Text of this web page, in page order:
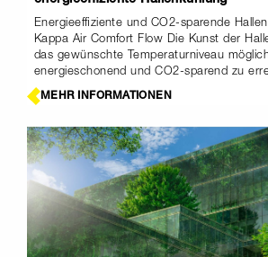
Energieeffiziente und CO2-sparende
Kappa Air Comfort Flow Die Kunst der
das gewünschte Temperaturniveau
energieschonend und CO2-sparend zu
MEHR INFORMATIONEN